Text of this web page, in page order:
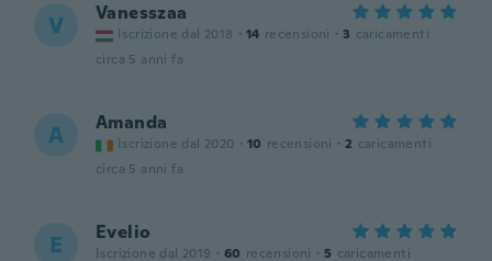
V Vanesszaa
Iscrizione dal 2018 · 14 recensioni · 3 caricamenti
circa 5 anni fa
A Amanda
Iscrizione dal 2020 · 10 recensioni · 2 caricamenti
circa 5 anni fa
E Evelio
Iscrizione dal 2019 · 60 recensioni · 5 caricamenti